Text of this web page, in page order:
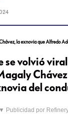
la exnovia que Alfredo
se volvió
del
▼ Publicidad por